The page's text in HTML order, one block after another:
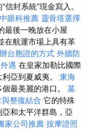
封系統”現金寫入。
眼科推薦 靈骨塔選擇
最後一晚放在小屋
在航運市場上具有革
台胞證的方式 外牆防
外遇 在皇家加勒比國際
亞到夏威夷。 東海
最美麗的港口。 墓
整復結合 它的特殊
和太平洋群島，亞
家公司推薦 按摩證照